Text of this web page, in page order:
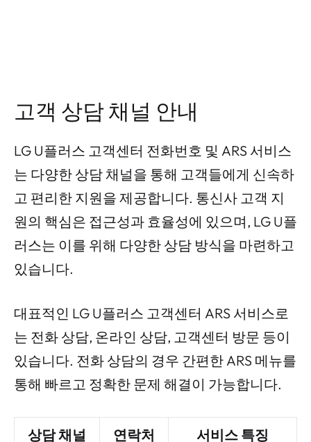
고객 상담 채널 안내
LG U플러스 고객센터 전화번호 및 ARS 서비스
는 다양한 상담 채널을 통해 고객들에게 신속하
고 편리한 지원을 제공합니다. 통신사 고객 지
원의 핵심은 접근성과 효율성에 있으며, LG U플
러스는 이를 위해 다양한 상담 방식을 마련하고
있습니다.
대표적인 LG U플러스 고객센터 ARS 서비스로
는 전화 상담, 온라인 상담, 고객센터 방문 등이
있습니다. 전화 상담의 경우 간편한 ARS 메뉴를
통해 빠르고 정확한 문제 해결이 가능합니다.
상담 채널 연락처 서비스 특징